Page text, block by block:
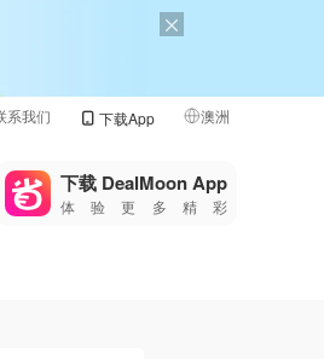
系我们 下载App 澳洲
🇺🇸
🇨🇳 中国
下载 DealMoon App
体验更多精彩